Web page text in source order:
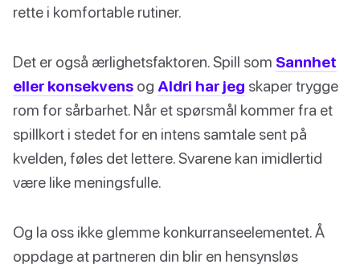
rette i komfortable rutiner.
Det er også ærlighetsfaktoren. Spill som Sannhet
eller konsekvens og Aldri har jeg skaper trygge
rom for sårbarhet. Når et spørsmål kommer fra et
spillkort i stedet for en intens samtale sent på
kvelden, føles det lettere. Svarene kan imidlertid
være like meningsfulle.
Og la oss ikke glemme konkurranseelementet. Å
oppdage at partneren din blir en hensynsløs